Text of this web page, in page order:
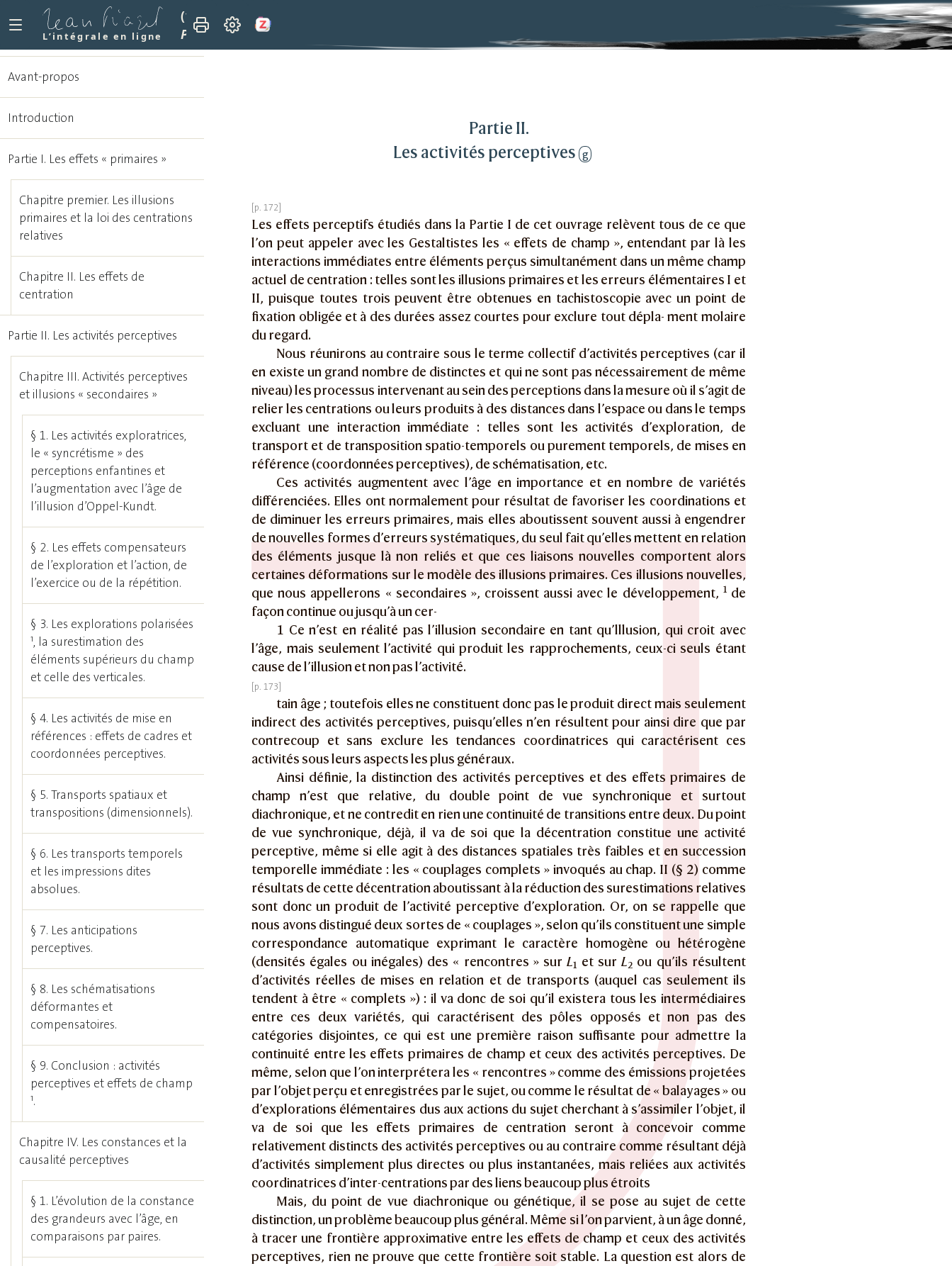
L’intégrale en ligne
(1975)
Les mécanismes perceptifs : modèles probabilistes, analyse génétique, relations avec l’intelligence
Partie II. Les activités perceptives
Partie II.
Les activités perceptives g
Les effets perceptifs étudiés dans la Partie I de cet ouvrage relèvent tous de ce que
l’on peut appeler avec les Gestaltistes les « effets de champ », entendant par là les
interactions immédiates entre éléments perçus simultanément dans un même champ
actuel de centration : telles sont les illusions primaires et les erreurs élémentaires I et
II, puisque toutes trois peuvent être obtenues en tachistoscopie avec un point de
fixation obligée et à des durées assez courtes pour exclure tout dépla- ment molaire
du regard.
Nous réunirons au contraire sous le terme collectif d’activités perceptives (car il
en existe un grand nombre de distinctes et qui ne sont pas nécessairement de même
niveau) les processus intervenant au sein des perceptions dans la mesure où il s’agit de
relier les centrations ou leurs produits à des distances dans l’espace ou dans le temps
excluant une interaction immédiate : telles sont les activités d’exploration, de
transport et de transposition spatio-temporels ou purement temporels, de mises en
référence (coordonnées perceptives), de schématisation, etc.
Ces activités augmentent avec l’âge en importance et en nombre de variétés
différenciées. Elles ont normalement pour résultat de favoriser les coordinations et
de diminuer les erreurs primaires, mais elles aboutissent souvent aussi à engendrer
de nouvelles formes d’erreurs systématiques, du seul fait qu’elles mettent en relation
des éléments jusque là non reliés et que ces liaisons nouvelles comportent alors
certaines déformations sur le modèle des illusions primaires. Ces illusions nouvelles,
que nous appellerons « secondaires », croissent aussi avec le développement, 1de
façon continue ou jusqu’à un cer-
1 Ce n’est en réalité pas l’illusion secondaire en tant qu’lllusion, qui croit avec
l’âge, mais seulement l’activité qui produit les rapprochements, ceux-ci seuls étant
cause de l’illusion et non pas l’activité.
tain âge ; toutefois elles ne constituent donc pas le produit direct mais seulement
indirect des activités perceptives, puisqu’elles n’en résultent pour ainsi dire que par
contrecoup et sans exclure les tendances coordinatrices qui caractérisent ces
activités sous leurs aspects les plus généraux.
Ainsi définie, la distinction des activités perceptives et des effets primaires de
champ n’est que relative, du double point de vue synchronique et surtout
diachronique, et ne contredit en rien une continuité de transitions entre deux. Du point
de vue synchronique, déjà, il va de soi que la décentration constitue une activité
perceptive, même si elle agit à des distances spatiales très faibles et en succession
temporelle immédiate : les « couplages complets » invoqués au chap. II (§ 2) comme
résultats de cette décentration aboutissant à la réduction des surestimations relatives
sont donc un produit de l’activité perceptive d’exploration. Or, on se rappelle que
nous avons distingué deux sortes de « couplages », selon qu’ils constituent une simple
correspondance automatique exprimant le caractère homogène ou hétérogène
(densités égales ou inégales) des « rencontres » surL1 et surL2 ou qu’ils résultent
d’activités réelles de mises en relation et de transports (auquel cas seulement ils
tendent à être « complets ») : il va donc de soi qu’il existera tous les intermédiaires
entre ces deux variétés, qui caractérisent des pôles opposés et non pas des
catégories disjointes, ce qui est une première raison suffisante pour admettre la
continuité entre les effets primaires de champ et ceux des activités perceptives. De
même, selon que l’on interprétera les « rencontres » comme des émissions projetées
par l’objet perçu et enregistrées par le sujet, ou comme le résultat de « balayages » ou
d’explorations élémentaires dus aux actions du sujet cherchant à s’assimiler l’objet, il
va de soi que les effets primaires de centration seront à concevoir comme
relativement distincts des activités perceptives ou au contraire comme résultant déjà
d’activités simplement plus directes ou plus instantanées, mais reliées aux activités
coordinatrices d’inter-centrations par des liens beaucoup plus étroits
Mais, du point de vue diachronique ou génétique, il se pose au sujet de cette
distinction, un problème beaucoup plus général. Même si l’on parvient, à un âge donné,
à tracer une frontière approximative entre les effets de champ et ceux des activités
perceptives, rien ne prouve que cette frontière soit stable. La question est alors de
Avant-propos
Introduction
Partie I. Les effets « primaires »
Chapitre premier. Les illusions
primaires et la loi des centrations
relatives
Chapitre II. Les effets de
centration
Partie II. Les activités perceptives
Chapitre III. Activités perceptives
et illusions « secondaires »
§ 1. Les activités exploratrices,
le « syncrétisme » des
perceptions enfantines et
l’augmentation avec l’âge de
l’illusion d’Oppel-Kundt.
§ 2. Les effets compensateurs
de l’exploration et l’action, de
l’exercice ou de la répétition.
§ 3. Les explorations polarisées
1, la surestimation des
éléments supérieurs du champ
et celle des verticales.
§ 4. Les activités de mise en
références : effets de cadres et
coordonnées perceptives.
§ 5. Transports spatiaux et
transpositions (dimensionnels).
§ 6. Les transports temporels
et les impressions dites
absolues.
§ 7. Les anticipations
perceptives.
§ 8. Les schématisations
déformantes et
compensatoires.
§ 9. Conclusion : activités
perceptives et effets de champ
1.
Chapitre IV. Les constances et la
causalité perceptives
§ 1. L’évolution de la constance
des grandeurs avec l’âge, en
comparaisons par paires.